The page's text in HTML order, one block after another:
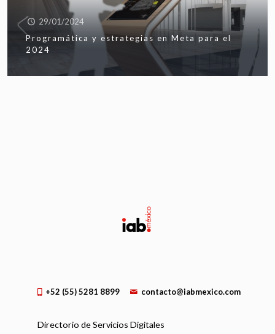
29/01/2024
Programática y estrategias en Meta para el
2024
+52 (55) 5281 8899 contacto@iabmexico.com
Directorio de Servicios Digitales